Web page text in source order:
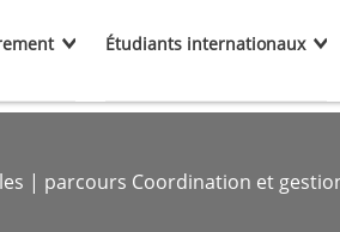
Étudiants internationaux
| parcours Coordination et